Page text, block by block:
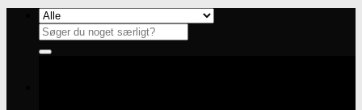
Fortsæt
indhold
Søg
efter: